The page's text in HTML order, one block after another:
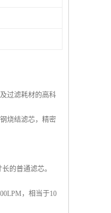
过滤耗材的高科
烧结滤芯，精密
的普通滤芯。
，相当于10